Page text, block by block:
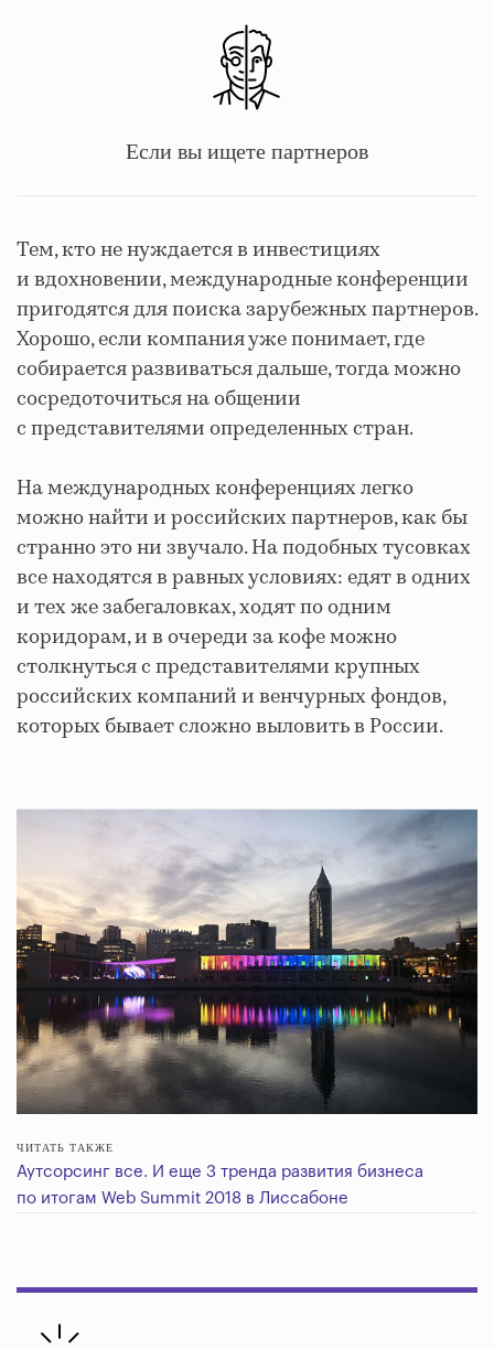
Если вы ищете партнеров
Тем, кто не нуждается в инвестициях
и вдохновении, международные конференции
пригодятся для поиска зарубежных партнеров.
Хорошо, если компания уже понимает, где
собирается развиваться дальше, тогда можно
сосредоточиться на общении
с представителями определенных стран.
На международных конференциях легко
можно найти и российских партнеров, как бы
странно это ни звучало. На подобных тусовках
все находятся в равных условиях: едят в одних
и тех же забегаловках, ходят по одним
коридорам, и в очереди за кофе можно
столкнуться с представителями крупных
российских компаний и венчурных фондов,
которых бывает сложно выловить в России.
ЧИТАТЬ ТАКЖЕ
Аутсорсинг все. И еще 3 тренда развития бизнеса
по итогам Web Summit 2018 в Лиссабоне